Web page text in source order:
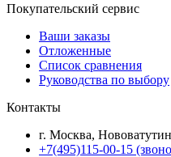
Покупательский сервис
Ваши заказы
Отложенные
Список сравнения
Руководства по выбору
Контакты
г. Москва,
+7(495)115-00-15